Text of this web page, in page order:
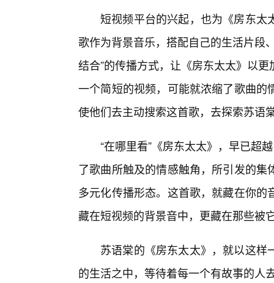
短视频平台的兴起，也为《房东太
歌作为背景音乐，搭配自己的生活片段
结合”的传播方式，让《房东太太》以
一个简短的视频，可能就浓缩了歌曲
使他们去主动搜索这首歌，去探索苏语
“在哪里看”《房东太太》，早已超
了歌曲所触及的情感触角，所引发的
多元化传播形态。这首歌，就藏在你
藏在短视频的背景音中，更藏在那些被
苏语棠的《房东太太》，就以这
的生活之中，等待着每一个有故事的人